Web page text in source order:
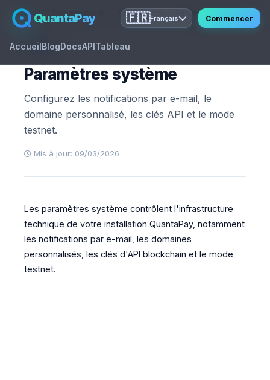
QuantaPay
AccueilBlogDocsAPITableau
🇫🇷Français Commencer
Accueil Documentation Premiers pas Paramètres système
GUIDE
Paramètres système
Configurez les notifications par e-mail, le
domaine personnalisé, les clés API et le mode
testnet.
Mis à jour: 09/03/2026
Les paramètres système contrôlent l'infrastructure
technique de votre installation QuantaPay, notamment
les notifications par e-mail, les domaines
personnalisés, les clés d'API blockchain et le mode
testnet.